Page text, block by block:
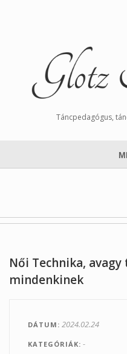
Táncpedagógus,
Órarend
Kapcsolat
Női Technika,
mindenkinek
DÁTUM 2024.02.24
KATEGÓRIÁK -